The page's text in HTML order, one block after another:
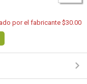
por el fabricante $30.00